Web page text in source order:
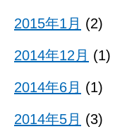
2015年1月 (2)
2014年12月 (1)
2014年6月 (1)
2014年5月 (3)